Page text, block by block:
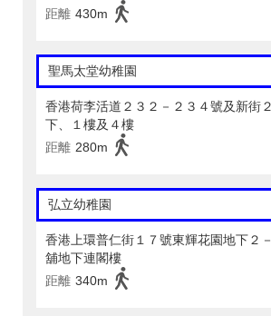
距離 430m
聖馬太堂幼稚園
香港荷李活道２３２－２３４號及新街
下、１樓及４樓
距離 280m
弘立幼稚園
香港上環普仁街１７號東輝花園地下２
舖地下連閣樓
距離 340m